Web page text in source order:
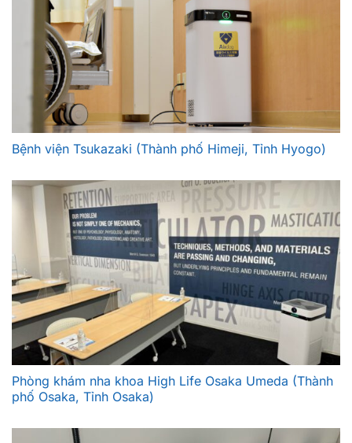
Bệnh viện Tsukazaki (Thành phố Himeji, Tỉnh Hyogo)
Phòng khám nha khoa High Life Osaka Umeda (Thành
phố Osaka, Tỉnh Osaka)